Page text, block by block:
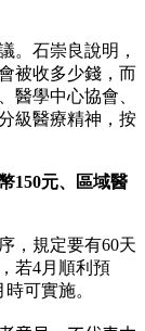
。石崇良說明，
被收多少錢，而
醫學中心協會、
級醫療精神，按
150元、區域醫
，規定要有60天
若4月順利預
可實施。